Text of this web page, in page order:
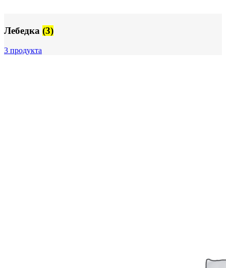
Лебедка (3)
3 продукта